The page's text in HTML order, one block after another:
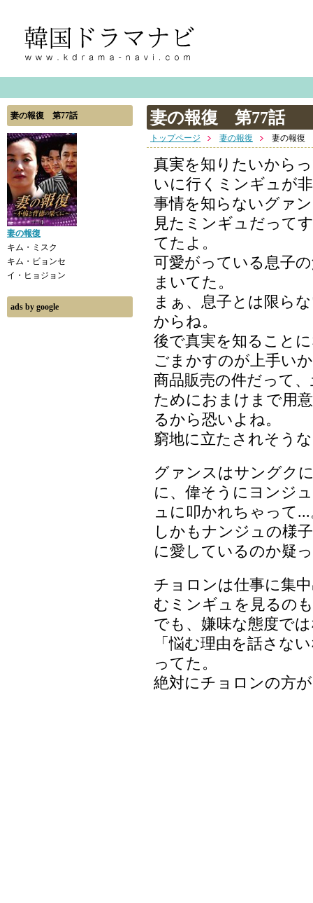
妻の報復 第77話
妻の報復
キム・ミスク
キム・ビョンセ
イ・ヒョジョン
ads by google
妻の報復 第77話
トップページ 妻の報復 妻の報復
真実を知りたいから
いに行くミンギュが
事情を知らないグァ
見たミンギュだって
てたよ。
可愛がっている息子
まいてた。
まぁ、息子とは限ら
からね。
後で真実を知ること
ごまかすのが上手い
商品販売の件だって
ためにおまけまで用
るから恐いよね。
窮地に立たされそう
グァンスはサングク
に、偉そうにヨンジ
ュに叩かれちゃって
しかもナンジュの様
に愛しているのか疑
チョロンは仕事に集
むミンギュを見るの
でも、嫌味な態度で
「悩む理由を話さな
ってた。
絶対にチョロンの方